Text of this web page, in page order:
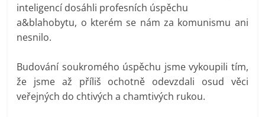
inteligencí dosáhli profesních úspěchu
a&blahobytu, o kterém se nám za komunismu ani
nesnilo.
Budování soukromého úspěchu jsme vykoupili tím,
že jsme až příliš ochotně odevzdali osud věci
veřejných do chtivých a chamtivých rukou.